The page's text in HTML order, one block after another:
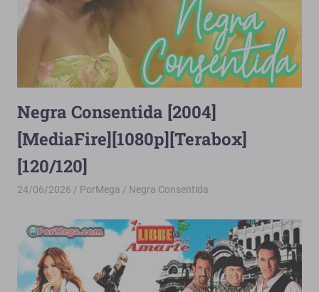
Negra Consentida [2004]
[MediaFire][1080p][Terabox]
[120/120]
24/06/2026 PorMega Negra Consentida